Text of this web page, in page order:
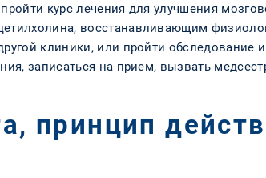
курс лечения для улучшения
восстанавливающим
клиники, или пройти обследование
записаться на прием, вызвать
принцип